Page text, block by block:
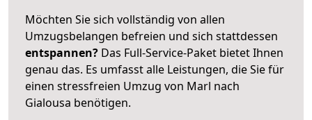
Möchten Sie sich vollständig von allen
Umzugsbelangen befreien und sich stattdessen
entspannen? Das Full-Service-Paket bietet Ihnen
genau das. Es umfasst alle Leistungen, die Sie für
einen stressfreien Umzug von Marl nach
Gialousa benötigen.